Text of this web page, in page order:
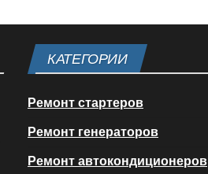
КАТЕГОРИИ
Ремонт стартеров
Ремонт генераторов
Ремонт автокондиционеров